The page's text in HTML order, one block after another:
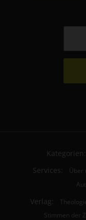
Kategorien:
Services: Über
Verlag:
Stimmen der